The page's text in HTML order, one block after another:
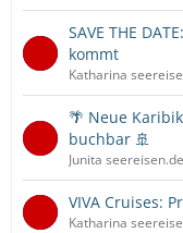
SAVE THE
kommt
Katharina
🌴 Neue
buchbar 🚢
Junita seereisen.de
VIVA Cruises:
Katharina